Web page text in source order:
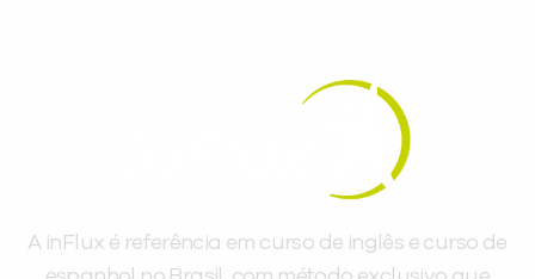
A inFlux é referência em curso de inglês e curso de